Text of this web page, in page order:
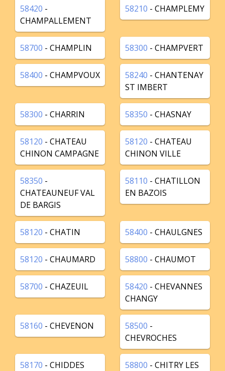
58420 -
CHAMPALLEMENT
58210 - CHAMPLEMY
58700 - CHAMPLIN 58300 - CHAMPVERT
58400 - CHAMPVOUX 58240 - CHANTENAY
ST IMBERT
58300 - CHARRIN 58350 - CHASNAY
58120 - CHATEAU
CHINON CAMPAGNE
58120 - CHATEAU
CHINON VILLE
58350 -
CHATEAUNEUF VAL
DE BARGIS
58110 - CHATILLON
EN BAZOIS
58120 - CHATIN 58400 - CHAULGNES
58120 - CHAUMARD 58800 - CHAUMOT
58700 - CHAZEUIL 58420 - CHEVANNES
CHANGY
58160 - CHEVENON 58500 -
CHEVROCHES
58170 - CHIDDES 58800 - CHITRY LES